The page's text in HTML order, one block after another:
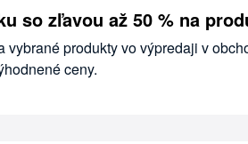
so zľavou až 50 % na
vybrané produkty vo výpredaji v
ceny.